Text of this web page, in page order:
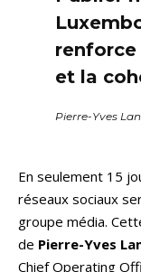
renforce
et la
Pierre-Yves
En seulement 15
réseaux sociaux
groupe média.
de Pierre-Yves
Chief Operating